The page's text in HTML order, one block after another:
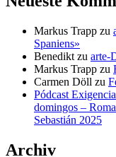
Markus Trapp zu
Spaniens»
Benedikt zu arte-
Markus Trapp zu
Carmen Döll zu
Pódcast
domingos –
Sebastián 2025
Archiv